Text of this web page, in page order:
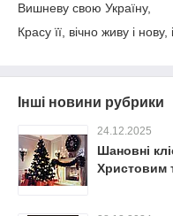
Вишневу свою Україну,
Красу її, вічно живу і
Інші новини рубрики
24.12.2025
Шановні
Христовим